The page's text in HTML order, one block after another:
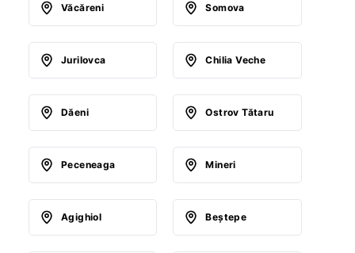
Văcăreni Somova
Jurilovca Chilia Veche
Dăeni Ostrov Tătaru
Peceneaga Mineri
Agighiol Beştepe